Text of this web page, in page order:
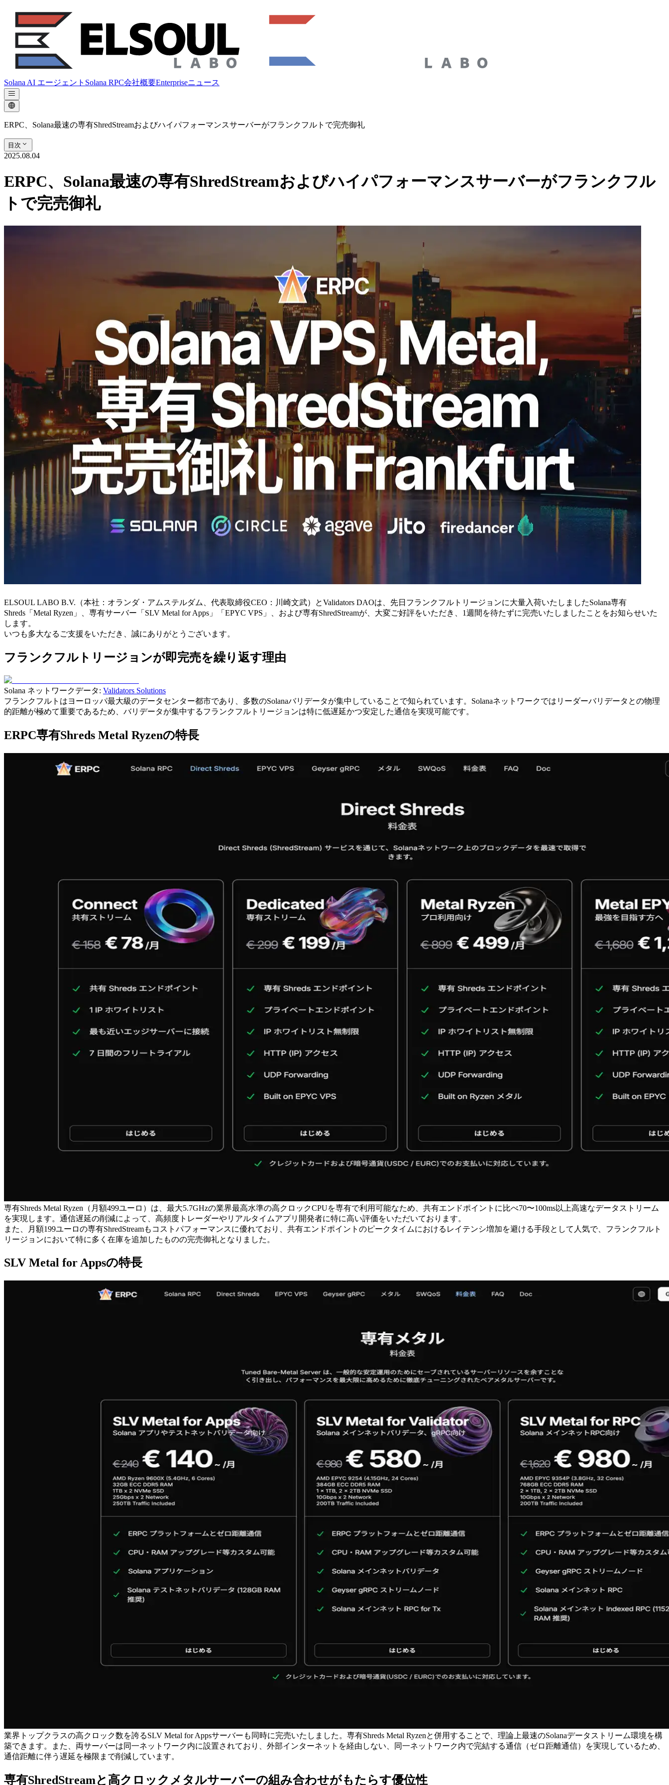
Solana AI エージェント Solana RPC会社概要Enterpriseニュース
ERPC、Solana最速の専有ShredStreamおよびハイパフォーマンスサーバーがフランクフルトで完売御礼
目次
2025.08.04
ERPC、Solana最速の専有ShredStreamおよびハイパフォーマンスサーバーがフランクフル
トで完売御礼
ELSOUL LABO B.V.（本社：オランダ・アムステルダム、代表取締役CEO：川崎文武）とValidators DAOは、先日フランクフルトリージョンに大量入荷いたしましたSolana専有
Shreds「Metal Ryzen」、専有サーバー「SLV Metal for Apps」「EPYC VPS」、および専有ShredStreamが、大変ご好評をいただき、1週間を待たずに完売いたしましたことをお知らせいた
します。
いつも多大なるご支援をいただき、誠にありがとうございます。
フランクフルトリージョンが即完売を繰り返す理由
Solana ネットワークデータ: Validators Solutions
フランクフルトはヨーロッパ最大級のデータセンター都市であり、多数のSolanaバリデータが集中していることで知られています。Solanaネットワークではリーダーバリデータとの物理
的距離が極めて重要であるため、バリデータが集中するフランクフルトリージョンは特に低遅延かつ安定した通信を実現可能です。
ERPC専有Shreds Metal Ryzenの特長
専有Shreds Metal Ryzen（月額499ユーロ）は、最大5.7GHzの業界最高水準の高クロックCPUを専有で利用可能なため、共有エンドポイントに比べ70〜100ms以上高速なデータストリーム
を実現します。通信遅延の削減によって、高頻度トレーダーやリアルタイムアプリ開発者に特に高い評価をいただいております。
また、月額199ユーロの専有ShredStreamもコストパフォーマンスに優れており、共有エンドポイントのピークタイムにおけるレイテンシ増加を避ける手段として人気で、フランクフルト
リージョンにおいて特に多く在庫を追加したものの完売御礼となりました。
SLV Metal for Appsの特長
業界トップクラスの高クロック数を誇るSLV Metal for Appsサーバーも同時に完売いたしました。専有Shreds Metal Ryzenと併用することで、理論上最速のSolanaデータストリーム環境を構
築できます。また、両サーバーは同一ネットワーク内に設置されており、外部インターネットを経由しない、同一ネットワーク内で完結する通信（ゼロ距離通信）を実現しているため、
通信距離に伴う遅延を極限まで削減しています。
専有ShredStreamと高クロックメタルサーバーの組み合わせがもたらす優位性